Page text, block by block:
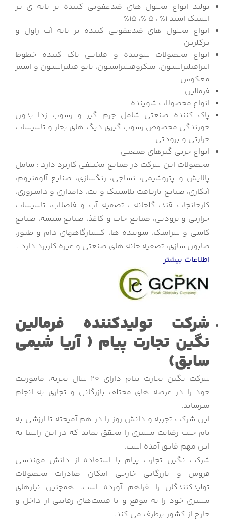
تولید انواع محلول های ضدعفونی کننده بر پایه ی پر
استیک اسید 1% ، 5 %، 15%
انواع محلول های ضدعفونی کننده بر پایه آب ژاول و
پرکلرین
انواع محصولات شوینده و قلیایی پاک کننده خطوط
الترافیلتراسیون، میکروفیلتراسیون، نانو فیلتراسیون و اسمز
معکوس
فرمالین
انواع محصولات شوینده
پاک کننده صنعتی شامل جرم گیر و رسوب زدا بدون
خورندگی مخصوص رسوب گیری دیگ های بخار و تاسیسات
حرارتی و برودتی
انواع چربی گیرهای صنعتی
محصولات این شرکت در صنایع مختلفی کاربرد دارد : شامل
پالایش و پتروشیمی، نساجی، رنگسازی، صنایع آلومنیوم،
آبکاری، صنایع بازیافت پلاستیک و پت، دامداری و دامپروری،
کارخانجات قند، گلخانه ، تصفیه آب و فاضلاب، تاسیسات
حرارتی و برودتی، صنایع چاپ و کاغذ، صنایع شیشه، صنایع
کاشی و سرامیک، شوینده ها، کشتارگاههای دام و طیور،
صابون سازی، تصفیه خانه های صنعتی و غیره کاربرد دارد .
اطلاعات بیشتر
شرکت تولیدکننده فرمالین
نگین تجارت پیام ( آریا شیمی
سابق)
شرکت نگین تجارت پیام دارای 20 سال تجربه، ماموریت
خود را در عرصه های مختلف بازرگانی و تجاری به انجام
میرساند.
این شرکت تجربه و دانش روز را در هم آمیخته تا ارزشی به
نام جلب رضایت مشتری را محقق نماید که در این راستا به
این مهم فایق آمده است.
شرکت نگین تجارت پیام با استفاده از دانش مهندسی
فروش و بازرگانی خارجی امکان صادرات محصولات
تولیدکنندگان را فراهم آورده است. همچنین نیارهای
مشتری خود را به موقع و با قیمت‌های رقابتی از داخل و
خارج از کشور برطرف می کند.